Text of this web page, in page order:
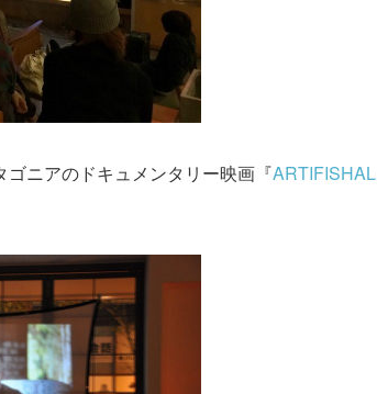
ニアのドキュメンタリー映画『ARTIFISHAL